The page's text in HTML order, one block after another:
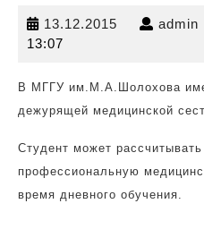
13.12.2015 13.12.2015
admin
13:07
В МГГУ им.М.А.Шолохова
дежурящей медицинской
Студент может рассчитывать
профессиональную
время дневного обучения.